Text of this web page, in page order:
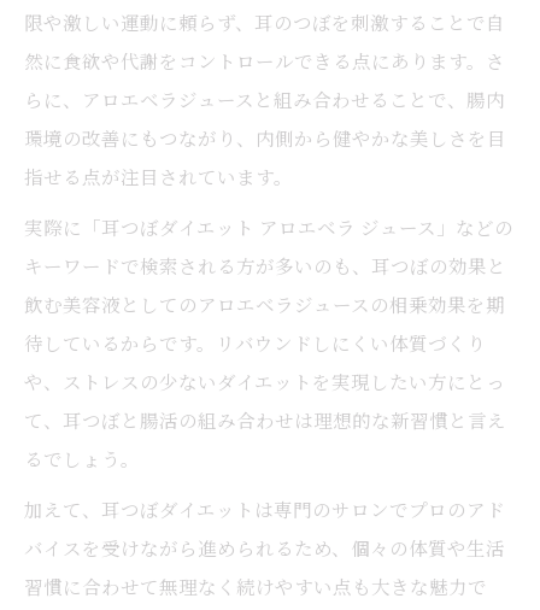
限や激しい運動に頼らず、耳のつぼを刺激することで自
然に食欲や代謝をコントロールできる点にあります。さ
らに、アロエベラジュースと組み合わせることで、腸内
環境の改善にもつながり、内側から健やかな美しさを目
指せる点が注目されています。
実際に「耳つぼダイエット アロエベラ ジュース」などの
キーワードで検索される方が多いのも、耳つぼの効果と
飲む美容液としてのアロエベラジュースの相乗効果を期
待しているからです。リバウンドしにくい体質づくり
や、ストレスの少ないダイエットを実現したい方にとっ
て、耳つぼと腸活の組み合わせは理想的な新習慣と言え
るでしょう。
加えて、耳つぼダイエットは専門のサロンでプロのアド
バイスを受けながら進められるため、個々の体質や生活
習慣に合わせて無理なく続けやすい点も大きな魅力で